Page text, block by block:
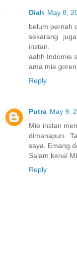
Diah May 8,
belum pernah
sekarang
instan.
aahh Indomie
ama mie
Reply
Putra May 9,
Mie instan
dimanapun.
saya. Emang
Salam kenal
Reply